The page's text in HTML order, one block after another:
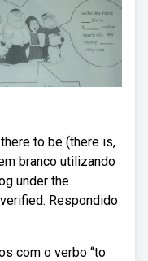
to be (there is,
branco utilizando
under the.
Respondido
com o verbo “to